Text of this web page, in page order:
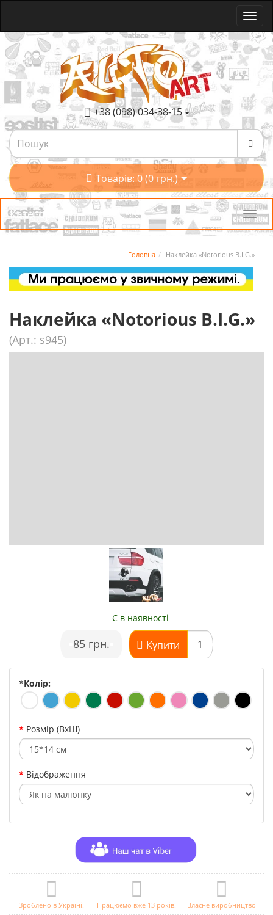
+38 (098) 034-38-15
Товарів: 0 (0 грн.)
Категорії
Головна Наклейка «Notorious B.I.G.»
Наклейка «Notorious B.I.G.»
(Арт.: s945)
Є в наявності
85 грн. Купити
*Колір:
Розмір (ВхШ)
Відображення
Зроблено в Україні! Працюємо вже 13 років! Власне виробництво